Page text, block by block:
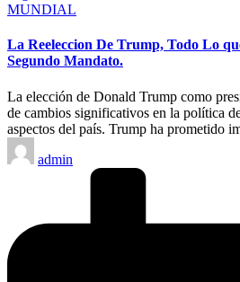
Publicado
MUNDIAL
La Reeleccion De Trump, Todo Lo
Segundo Mandato.
La elección de Donald Trump como
de cambios significativos en la política
aspectos del país. Trump ha prometido
Publicado
por
admin